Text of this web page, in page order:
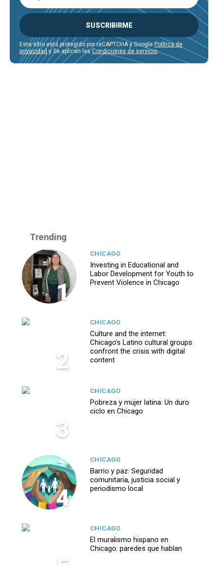
SUSCRIBIRME
Este sitio está protegido por reCAPTCHA y Google Política de
privacidad y Se aplican lasCondiciones de servicio.
Trending
1
CHICAGO
Investing in Educational and
Labor Development for Youth to
Prevent Violence in Chicago
2
CHICAGO
Culture and the internet:
Chicago’s Latino cultural groups
confront the crisis with digital
content
3
CHICAGO
Pobreza y mujer latina: Un duro
ciclo en Chicago
4
CHICAGO
Barrio y paz: Seguridad
comunitaria, justicia social y
periodismo local
CHICAGO
El muralismo hispano en
Chicago: paredes que hablan